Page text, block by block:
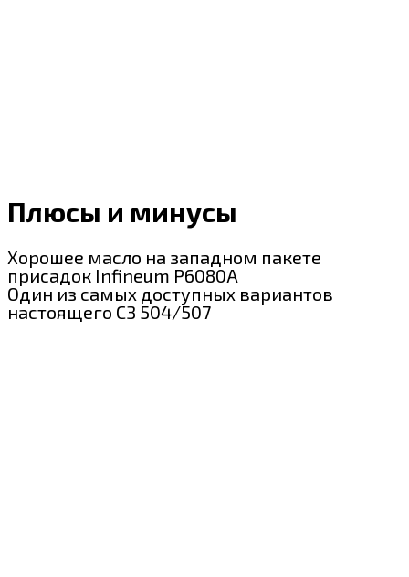
Плюсы и минусы
Хорошее масло на западном пакете
присадок Infineum P6080A
Один из самых доступных вариантов
настоящего С3 504/507